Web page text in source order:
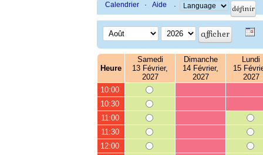
Calendrier · Aide ·
Heure
Samedi
13 Février,
2027
Dimanche
14 Février,
2027
Lundi
15
2027
10:00
10:30
11:00
11:30
12:00